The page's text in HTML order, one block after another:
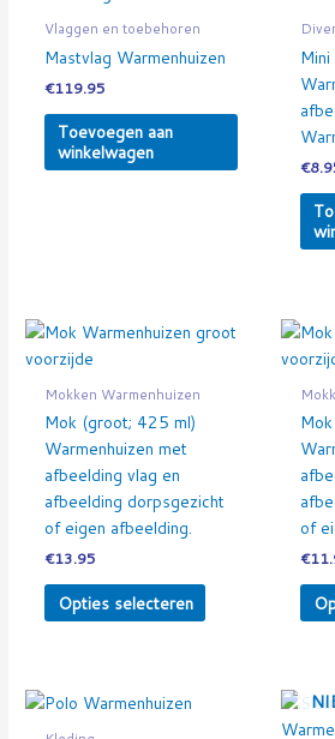
Vlaggen en toebehoren
Mastvlag Warmenhuizen
€119.95
Toevoegen aan
winkelwagen
€
Mokken Warmenhuizen
Mok (groot; 425 ml)
Warmenhuizen met
afbeelding vlag en
afbeelding dorpsgezicht
of eigen afbeelding.
€13.95
Opties selecteren
Dit
kan
op
de
of
€
Prijsklasse: